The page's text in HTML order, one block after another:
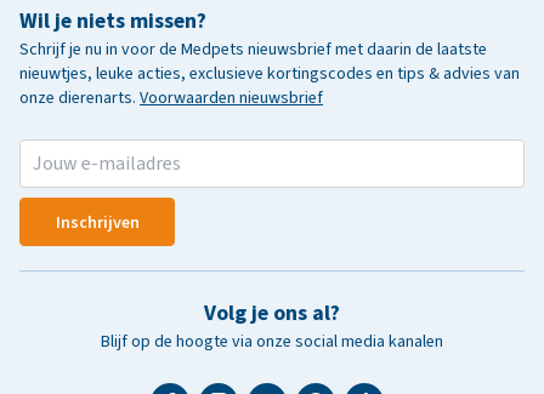
Wil je niets missen?
Schrijf je nu in voor de Medpets nieuwsbrief met daarin de laatste
nieuwtjes, leuke acties, exclusieve kortingscodes en tips & advies van
onze dierenarts. Voorwaarden nieuwsbrief
Inschrijven
Volg je ons al?
Blijf op de hoogte via onze social media kanalen